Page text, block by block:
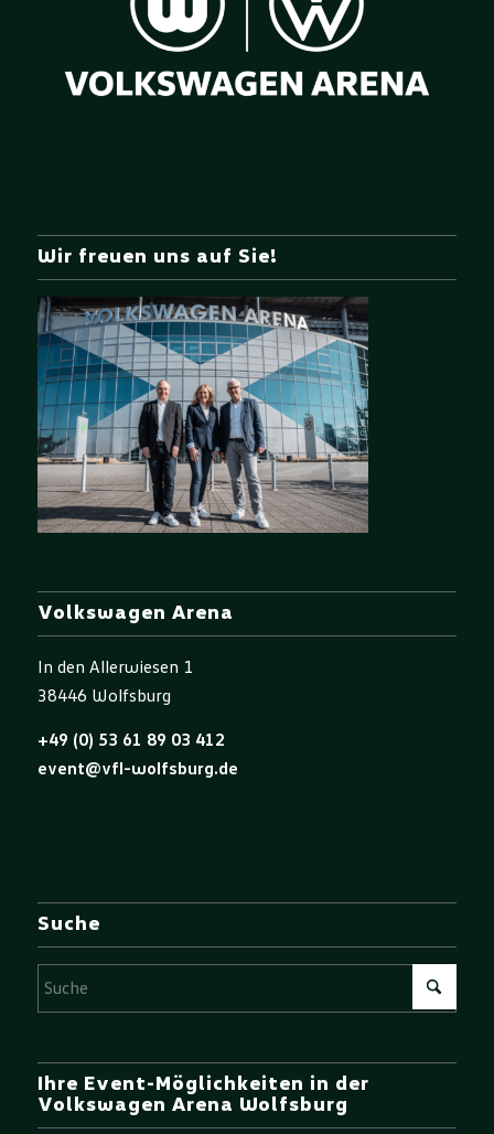
Wir freuen uns auf Sie!
Volkswagen Arena
In den Allerwiesen 1
38446 Wolfsburg
+49 (0) 53 61 89 03 412
event@vfl-wolfsburg.de
Suche
Ihre Event-Möglichkeiten in der
Volkswagen Arena Wolfsburg